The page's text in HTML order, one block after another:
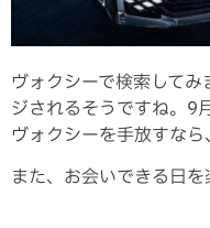
ヴォクシーで検索して
ジされるそうですね。9
ヴォクシーを手放すなら
また、お会いできる日